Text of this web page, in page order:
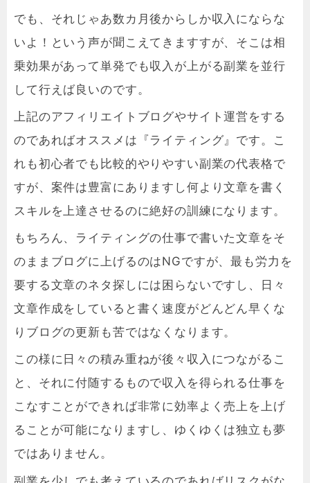
でも、それじゃあ数カ月後からしか収入にならな
いよ！という声が聞こえてきますすが、そこは相
乗効果があって単発でも収入が上がる副業を並行
して行えば良いのです。
上記のアフィリエイトブログやサイト運営をする
のであればオススメは『ライティング』です。こ
れも初心者でも比較的やりやすい副業の代表格で
すが、案件は豊富にありますし何より文章を書く
スキルを上達させるのに絶好の訓練になります。
もちろん、ライティングの仕事で書いた文章をそ
のままブログに上げるのはNGですが、最も労力を
要する文章のネタ探しには困らないですし、日々
文章作成をしていると書く速度がどんどん早くな
りブログの更新も苦ではなくなります。
この様に日々の積み重ねが後々収入につながるこ
と、それに付随するもので収入を得られる仕事を
こなすことができれば非常に効率よく売上を上げ
ることが可能になりますし、ゆくゆくは独立も夢
ではありません。